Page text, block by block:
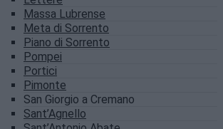
Massa Lubrense
Meta di Sorrento
Piano di Sorrento
Pompei
Portici
Pimonte
San Giorgio a Cremano
Sant’Agnello